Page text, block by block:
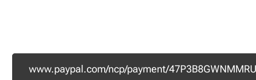
www.paypal.com/ncp/payment/47P3B8GWNMMRU